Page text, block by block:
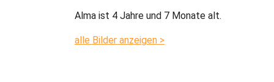
Alma ist 4 Jahre und 7 Monate alt.
alle Bilder anzeigen >